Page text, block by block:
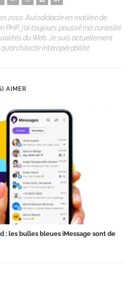
2010. Autodidacte en matière de
PHP, j’ai toujours poussé ma curiosité
du Web. Je suis actuellement
interopérabilité.
AIMER
: les bulles bleues iMessage sont de